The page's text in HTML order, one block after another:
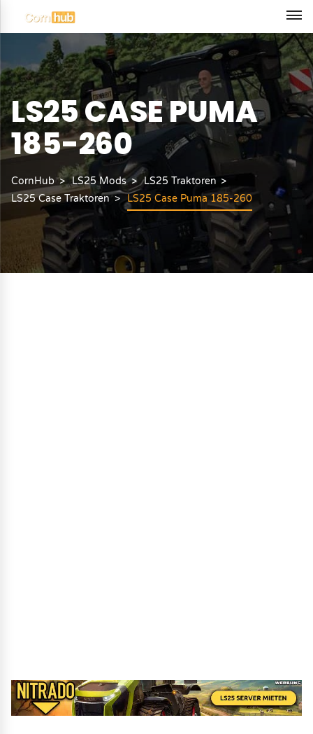
LS25 CASE PUMA
185-260
CornHub LS25 Mods
LS25 Traktoren
LS25 Case Traktoren
LS25 Case Puma 185-260